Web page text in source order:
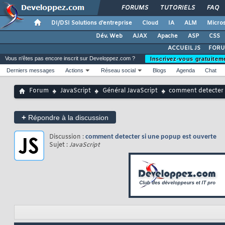
FORUMS TUTORIELS FAQ
DI/DSI Solutions d'entreprise Cloud IA ALM
Dév. Web
AJAX Apache ASP
CSS
ACCUEIL JS
Vous n'êtes pas encore inscrit sur Developpez.com ?
Inscrivez-vous
Derniers messages
Actions Réseau social Blogs Agenda Chat
Forum JavaScript Général JavaScript comment
+ Répondre à la discussion
Discussion : comment detecter si une popup est ouverte
Sujet :JavaScript